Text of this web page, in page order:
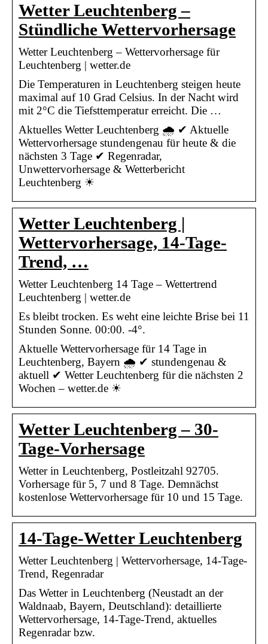
Wetter Leuchtenberg –
Stündliche Wettervorhersage
Wetter Leuchtenberg – Wettervorhersage für
Leuchtenberg | wetter.de
Die Temperaturen in Leuchtenberg steigen heute
maximal auf 10 Grad Celsius. In der Nacht wird
mit 2°C die Tiefsttemperatur erreicht. Die …
Aktuelles Wetter Leuchtenberg 🌧️ ✔ Aktuelle
Wettervorhersage stundengenau für heute & die
nächsten 3 Tage ✔ Regenradar,
Unwettervorhersage & Wetterbericht
Leuchtenberg ☀
Wetter Leuchtenberg |
Wettervorhersage, 14-Tage-
Trend, …
Wetter Leuchtenberg 14 Tage – Wettertrend
Leuchtenberg | wetter.de
Es bleibt trocken. Es weht eine leichte Brise bei 11
Stunden Sonne. 00:00. -4°.
Aktuelle Wettervorhersage für 14 Tage in
Leuchtenberg, Bayern 🌧️ ✔ stundengenau &
aktuell ✔ Wetter Leuchtenberg für die nächsten 2
Wochen – wetter.de ☀
Wetter Leuchtenberg – 30-
Tage-Vorhersage
Wetter in Leuchtenberg, Postleitzahl 92705.
Vorhersage für 5, 7 und 8 Tage. Demnächst
kostenlose Wettervorhersage für 10 und 15 Tage.
14-Tage-Wetter Leuchtenberg
Wetter Leuchtenberg | Wettervorhersage, 14-Tage-
Trend, Regenradar
Das Wetter in Leuchtenberg (Neustadt an der
Waldnaab, Bayern, Deutschland): detaillierte
Wettervorhersage, 14-Tage-Trend, aktuelles
Regenradar bzw.